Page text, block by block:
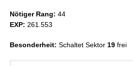
Nötiger Rang: 44
EXP: 261.553
Besonderheit: Schaltet Sektor 19 frei